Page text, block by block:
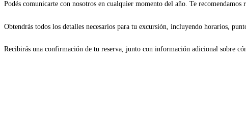
Podés comunicarte con nosotros en cualquier momento del año. Te
Obtendrás todos los detalles necesarios para tu excursión, incluyendo horarios,
Recibirás una confirmación de tu reserva, junto con información adicional sobre